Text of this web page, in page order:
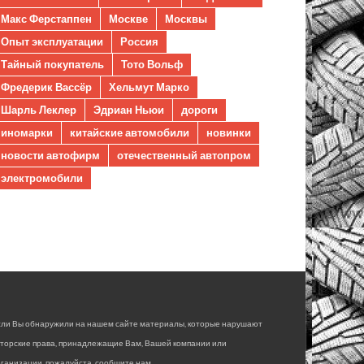
Макс Ферстаппен
Москве
Москвы
Опыт эксплуатации
Россия
Тайный покупатель
Тото Вольф
Фредерик Вассёр
Хельмут Марко
Шарль Леклер
Эдриан Ньюи
дороги
иномарки
китайские автомобили
новинки
новости автофирм
отечественный автопром
электромобили
Вы обнаружили на нашем сайте материалы, которые нарушают
права, принадлежащие Вам, Вашей компании или